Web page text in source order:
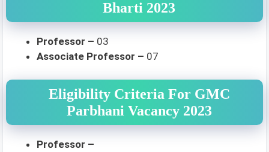
Bharti 2023
Professor – 03
Associate Professor – 07
Eligibility Criteria For GMC
Parbhani Vacancy 2023
Professor –